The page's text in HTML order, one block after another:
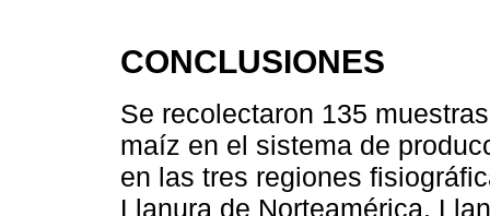
CONCLUSIONES
Se recolectaron 135
maíz en el sistema de
en las tres regiones
Llanura de Norteamérica,